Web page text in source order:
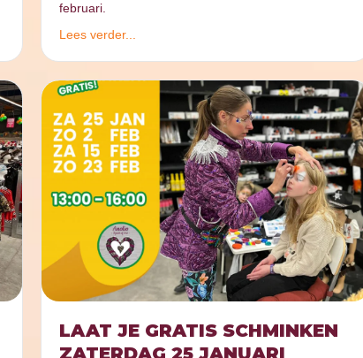
februari.
Lees verder...
LAAT JE GRATIS SCHMINKEN
ZATERDAG 25 JANUARI